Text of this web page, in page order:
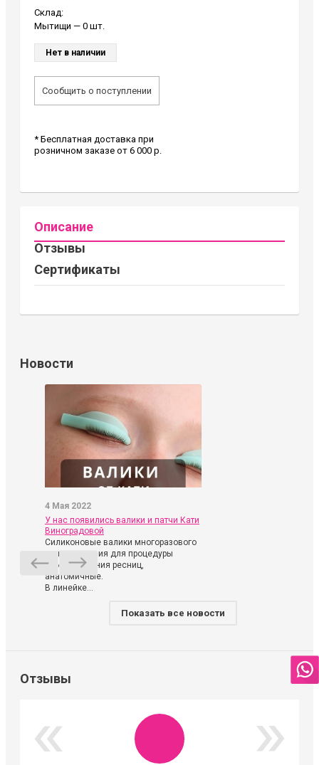
Склад:
Мытищи — 0 шт.
Нет в наличии
Сообщить о поступлении
* Бесплатная доставка при
розничном заказе от 6 000 р.
Описание
Отзывы
Сертификаты
Новости
4 Мая 2022
У нас появились валики и патчи Кати
Виноградовой
Силиконовые валики многоразового
использования для процедуры
ламинирования ресниц,
анатомичные.
В линейке...
Показать все новости
Отзывы